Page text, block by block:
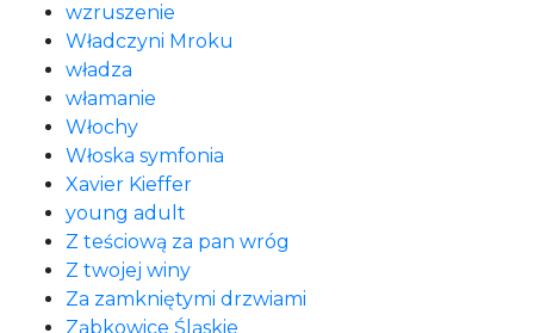
wzruszenie
Władczyni Mroku
władza
włamanie
Włochy
Włoska symfonia
Xavier Kieffer
young adult
Z teściową za pan wróg
Z twojej winy
Za zamkniętymi drzwiami
Ząbkowice Śląskie